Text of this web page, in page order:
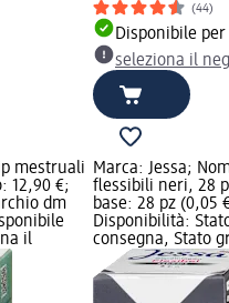
(44)
Disponibile
seleziona il
mestruali
12,90 €;
dm
il
Marca: Jessa;
flessibili neri, 28
base: 28 pz (0,05
Disponibilità:
consegna, Stato